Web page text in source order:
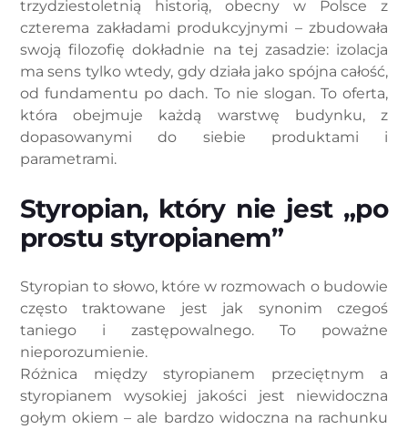
trzydziestoletnią historią, obecny w Polsce z
czterema zakładami produkcyjnymi – zbudowała
swoją filozofię dokładnie na tej zasadzie: izolacja
ma sens tylko wtedy, gdy działa jako spójna całość,
od fundamentu po dach. To nie slogan. To oferta,
która obejmuje każdą warstwę budynku, z
dopasowanymi do siebie produktami i
parametrami.
Styropian, który nie jest „po
prostu styropianem”
Styropian to słowo, które w rozmowach o budowie
często traktowane jest jak synonim czegoś
taniego i zastępowalnego. To poważne
nieporozumienie.
Różnica między styropianem przeciętnym a
styropianem wysokiej jakości jest niewidoczna
gołym okiem – ale bardzo widoczna na rachunku